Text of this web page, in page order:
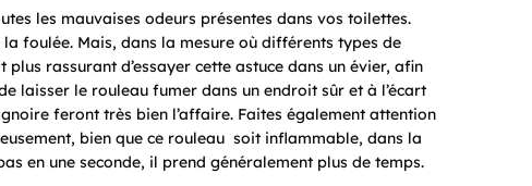
les mauvaises odeurs présentes dans vos toilettes.
foulée. Mais, dans la mesure où différents types de
rassurant d’essayer cette astuce dans un évier, afin
laisser le rouleau fumer dans un endroit sûr et à l’écart
feront très bien l’affaire. Faites également attention
bien que ce rouleau soit inflammable, dans la
en une seconde, il prend généralement plus de temps.